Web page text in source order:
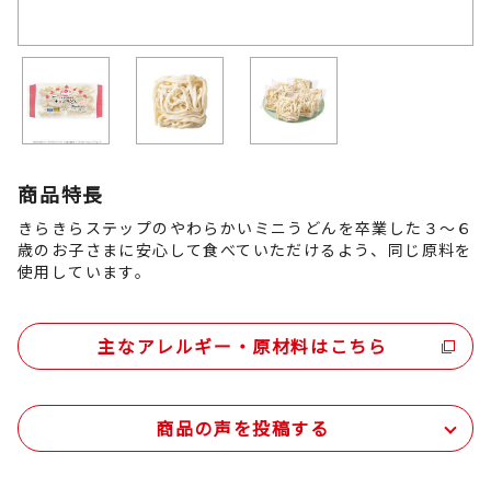
商品特長
きらきらステップのやわらかいミニうどんを卒業した３～６
歳のお子さまに安心して食べていただけるよう、同じ原料を
使用しています。
主なアレルギー・原材料はこちら
商品の声を投稿する